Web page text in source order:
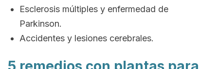
Esclerosis múltiples y enfermedad de
Parkinson.
Accidentes y lesiones cerebrales.